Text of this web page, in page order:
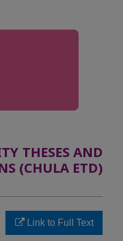
THESES AND
(CHULA ETD)
Link to Full Text